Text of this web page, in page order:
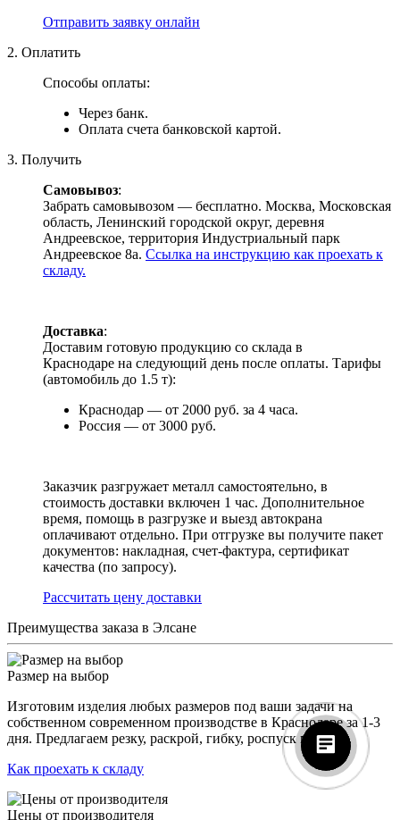
Отправить заявку онлайн
2. Оплатить
Способы оплаты:
Через банк.
Оплата счета банковской картой.
3. Получить
Самовывоз:
Забрать самовывозом — бесплатно. Москва, Московская
область, Ленинский городской округ, деревня
Андреевское, территория Индустриальный парк
Андреевское 8а. Ссылка на инструкцию как проехать к
складу.
Доставка:
Доставим готовую продукцию со склада в
Краснодаре на следующий день после оплаты. Тарифы
(автомобиль до 1.5 т):
Краснодар — от 2000 руб. за 4 часа.
Россия — от 3000 руб.
Заказчик разгружает металл самостоятельно, в
стоимость доставки включен 1 час. Дополнительное
время, помощь в разгрузке и выезд автокрана
оплачивают отдельно. При отгрузке вы получите пакет
документов: накладная, счет-фактура, сертификат
качества (по запросу).
Раcсчитать цену доставки
Преимущества заказа в Элсане
Размер на выбор
Изготовим изделия любых размеров под ваши задачи на
собственном современном производстве в Краснодаре за 1-3
дня. Предлагаем резку, раскрой, гибку, роспуск металла.
Как проехать к складу
Цены от производителя